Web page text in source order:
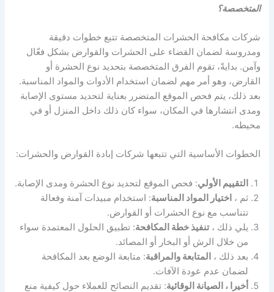
المتخصصة؟
شركات مكافحة الحشرات المتخصصة تتبع خطوات دقيقة
ومدروسة لضمان القضاء على الحشرات والقوارض بشكل فعّال
وآمن. بدايةً، تقوم الفرق المتخصصة بتحديد نوع الحشرة أو
القارض، وهو أمر مهم لضمان استخدام الأدوات والمواد المناسبة.
بعد ذلك، يتم فحص الموقع المتضرر بعناية لتحديد مستوى الإصابة
ومدى انتشارها في المكان، سواء كان ذلك داخل المنزل أو في
محيطه.
الخطوات الأساسية التي تتبعها شركات إبادة القوارض والحشرات:
التقييم الأولي: فحص الموقع لتحديد نوع الحشرة ومدى الإصابة.
ثم ، اختيار المواد المناسبة: استخدام مبيدات آمنة وفعالة
تتناسب مع نوع الحشرات أو القوارض.
يلي ذلك ،تنفيذ خطة المكافحة: تطبيق الحلول المعتمدة سواء
من خلال الرش أو البخار أو المصائد.
بعد ذلك ، المتابعة والمراقبة: متابعة الوضع بعد المكافحة
لضمان عدم عودة الآفات.
أخيرا ، الصيانة الوقائية: تقديم النصائح للعملاء حول كيفية منع